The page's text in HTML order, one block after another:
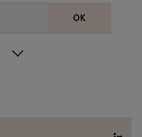
OK